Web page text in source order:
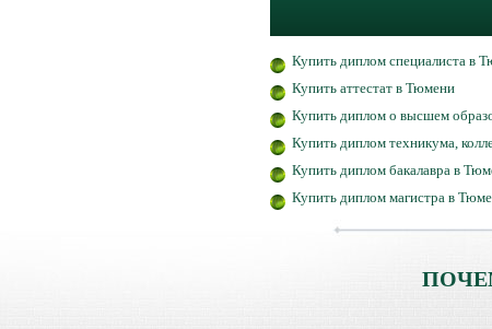
Купить диплом специалиста в
Купить аттестат в Тюмени
Купить диплом о высшем
Купить диплом техникума,
Купить диплом бакалавра в
Купить диплом магистра в